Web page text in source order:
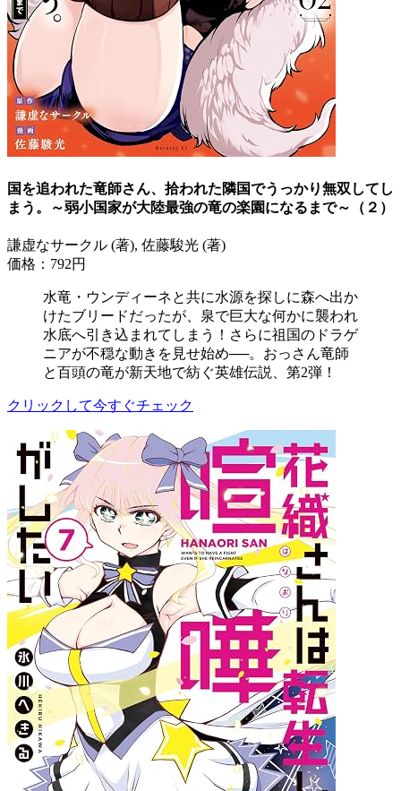
国を追われた竜師さん、拾われた隣国でうっかり無双してし
まう。～弱小国家が大陸最強の竜の楽園になるまで～（２）
謙虚なサークル (著), 佐藤駿光 (著)
価格：792円
水竜・ウンディーネと共に水源を探しに森へ出か
けたブリードだったが、泉で巨大な何かに襲われ
水底へ引き込まれてしまう！さらに祖国のドラゲ
ニアが不穏な動きを見せ始め──。おっさん竜師
と百頭の竜が新天地で紡ぐ英雄伝説、第2弾！
クリックして今すぐチェック